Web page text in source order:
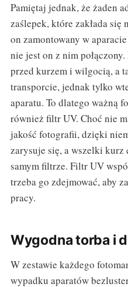
Pamiętaj jednak, że żaden
zaślepek, które zakłada
on zamontowany w
nie jest on z nim
przed kurzem i wilgocią, a
transporcie, jednak tylko
aparatu. To dlatego ważną
również filtr UV. Choć nie
jakość fotografii, dzięki
zarysuje się, a wszelki kurz
samym filtrze. Filtr UV
trzeba go zdejmować, aby
pracy.
Wygodna torba i
W zestawie każdego
wypadku aparatów